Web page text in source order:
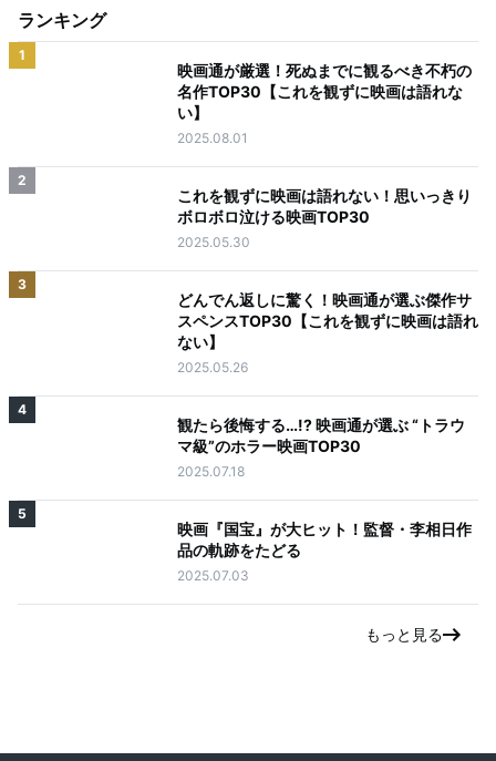
ランキング
1
映画通が厳選！死ぬまでに観るべき不朽の
名作TOP30【これを観ずに映画は語れな
い】
2025.08.01
2
これを観ずに映画は語れない！思いっきり
ボロボロ泣ける映画TOP30
2025.05.30
3
どんでん返しに驚く！映画通が選ぶ傑作サ
スペンスTOP30【これを観ずに映画は語れ
ない】
2025.05.26
4
観たら後悔する…!? 映画通が選ぶ “トラウ
マ級”のホラー映画TOP30
2025.07.18
5
映画『国宝』が大ヒット！監督・李相日作
品の軌跡をたどる
2025.07.03
もっと見る